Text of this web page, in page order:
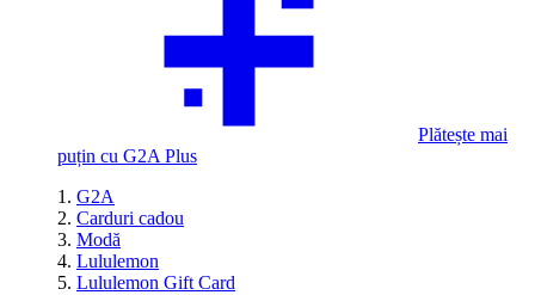
Plătește mai
puțin cu G2A Plus
G2A
Carduri cadou
Modă
Lululemon
Lululemon Gift Card